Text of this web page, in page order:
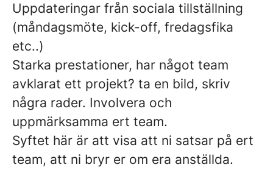
Uppdateringar från sociala tillställning
(måndagsmöte, kick-off, fredagsfika
etc..)
Starka prestationer, har något team
avklarat ett projekt? ta en bild, skriv
några rader. Involvera och
uppmärksamma ert team.
Syftet här är att visa att ni satsar på ert
team, att ni bryr er om era anställda.